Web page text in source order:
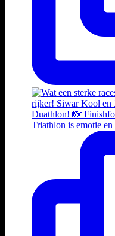
Triathlon is emotie